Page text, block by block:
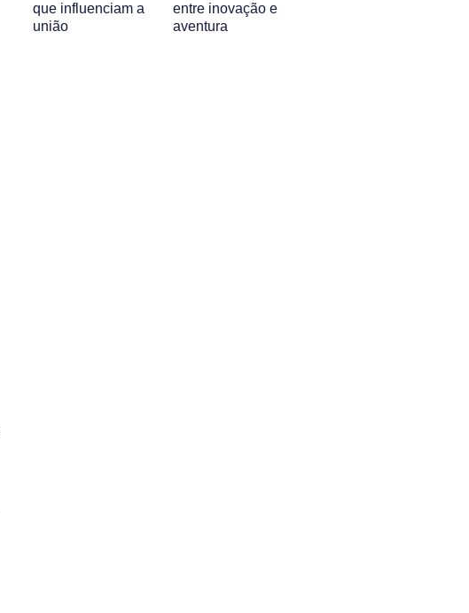
que influenciam a
união
entre inovação e
aventura